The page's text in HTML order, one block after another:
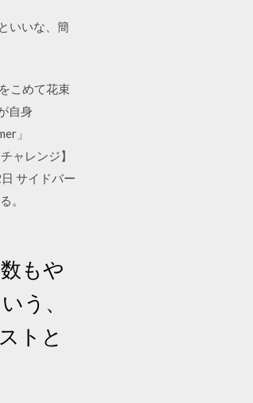
いいな、簡
こめて花束
自身
」
ャレンジ】
サイドバー
。
もや
う、
トと